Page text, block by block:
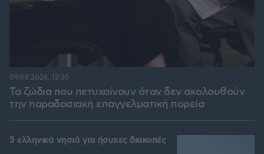
Τα ζώδια που πετυχαίνουν όταν δεν ακολουθούν
την παραδοσιακή επαγγελματική πορεία
09.08.2026, 12:30
5 ελληνικά νησιά για ήσυχες διακοπές